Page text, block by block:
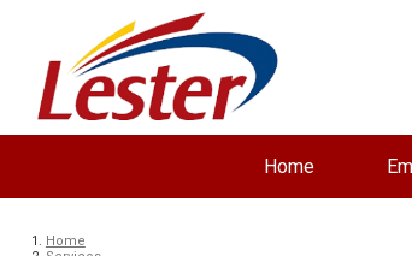
Home
Home